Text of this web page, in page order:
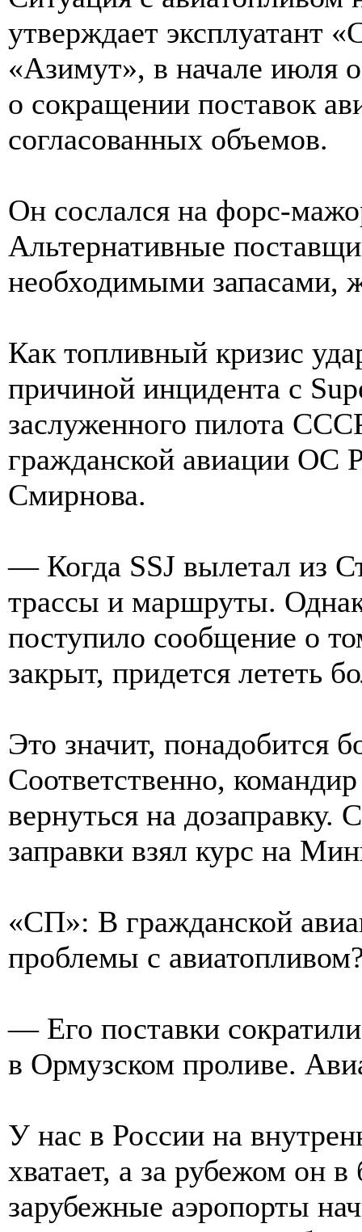
утверждает эксплуатант
«Азимут», в начале июля
о сокращении поставок
согласованных объемов.
Он сослался на форс-
Альтернативные
необходимыми запасами,
Как топливный кризис
причиной инцидента с
заслуженного пилота
гражданской авиации ОС
Смирнова.
— Когда SSJ вылетал из
трассы и маршруты.
поступило сообщение о
закрыт, придется лететь
Это значит, понадобится
Соответственно,
вернуться на дозаправку.
заправки взял курс на
«СП»: В гражданской
проблемы с
— Его поставки
в Ормузском проливе.
У нас в России на
хватает, а за рубежом он
зарубежные аэропорты